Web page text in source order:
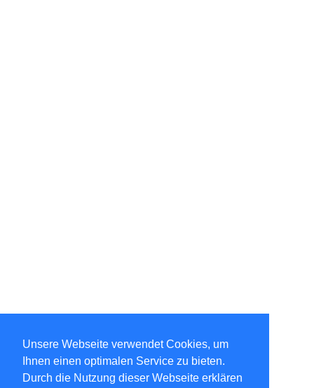
Unsere Webseite verwendet Cookies, um
Ihnen einen optimalen Service zu bieten.
Durch die Nutzung dieser Webseite erklären